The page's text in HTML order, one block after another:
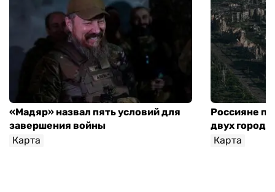
«Мадяр» назвал пять условий для
завершения войны
Карта
Россияне
двух
Карта